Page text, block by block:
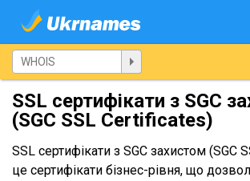
SSL сертифікати з SGC
(SGC SSL Certificates)
SSL сертифікати з SGC захистом (SGC
це сертифікати бізнес-рівня, що